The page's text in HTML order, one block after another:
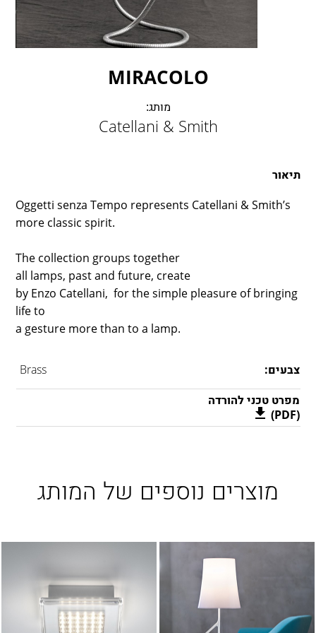
LAMBERT & FILS
ROGER PRADIER
PORSCHE
VIABIZZUNO
TOBIAS GRAU
GROK
MIRACOLO
מותג:
Catellani & Smith
תיאור
Oggetti senza Tempo represents Catellani & Smith’s
more classic spirit.
The collection groups together
all lamps, past and future, create
by Enzo Catellani, for the simple pleasure of bringing
life to
a gesture more than to a lamp.
צבעים:
Brass
מפרט טכני להורדה
(PDF)
מוצרים נוספים של המותג